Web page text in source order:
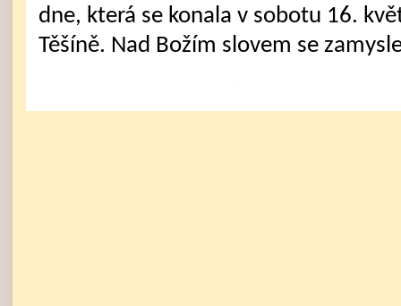
dne, která se konala v sobotu 16.
Těšíně. Nad Božím slovem se